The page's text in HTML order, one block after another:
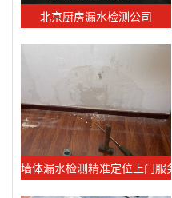
北京厨房漏水检测公司
墙体漏水检测精准定位上门服务